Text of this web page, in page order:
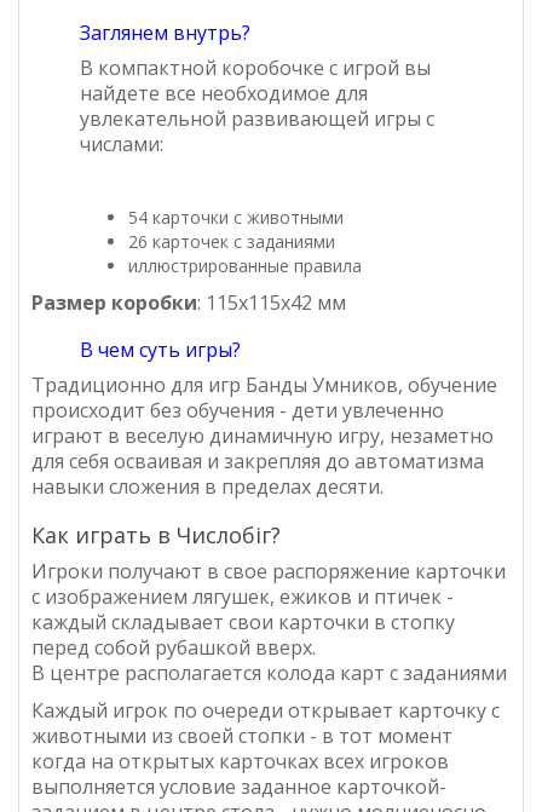
Заглянем внутрь?
В компактной коробочке с игрой вы
найдете все необходимое для
увлекательной развивающей игры с
числами:
54 карточки с животными
26 карточек с заданиями
иллюстрированные правила
Размер коробки: 115х115х42 мм
В чем суть игры?
Традиционно для игр Банды Умников, обучение
происходит без обучения - дети увлеченно
играют в веселую динамичную игру, незаметно
для себя осваивая и закрепляя до автоматизма
навыки сложения в пределах десяти.
Как играть в Числобіг?
Игроки получают в свое распоряжение карточки
с изображением лягушек, ежиков и птичек -
каждый складывает свои карточки в стопку
перед собой рубашкой вверх.
В центре располагается колода карт с заданиями
Каждый игрок по очереди открывает карточку с
животными из своей стопки - в тот момент
когда на открытых карточках всех игроков
выполняется условие заданное карточкой-